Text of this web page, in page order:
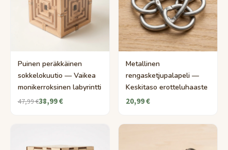
Puinen peräkkäinen
sokkelo­kuutio — Vaikea
monikerroksinen labyrintti
47,99 €38,99 €
Metallinen
rengasketjupalapeli —
Keskitaso erotteluhaaste
20,99 €